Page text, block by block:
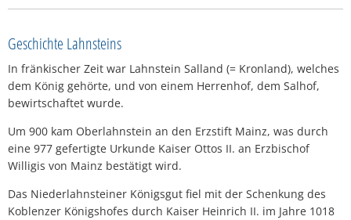
Geschichte Lahnsteins
In fränkischer Zeit war Lahnstein Salland (= Kronland), welches
dem König gehörte, und von einem Herrenhof, dem Salhof,
bewirtschaftet wurde.
Um 900 kam Oberlahnstein an den Erzstift Mainz, was durch
eine 977 gefertigte Urkunde Kaiser Ottos II. an Erzbischof
Willigis von Mainz bestätigt wird.
Das Niederlahnsteiner Königsgut fiel mit der Schenkung des
Koblenzer Königshofes durch Kaiser Heinrich II. im Jahre 1018